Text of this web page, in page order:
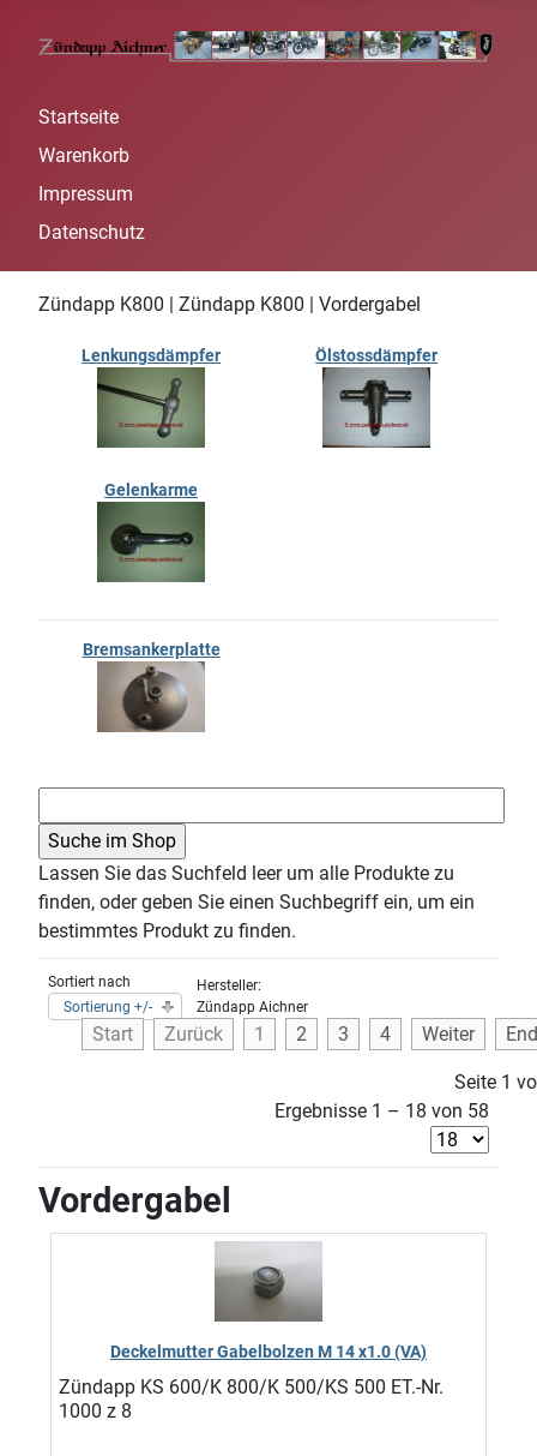
Startseite
Warenkorb
Impressum
Datenschutz
Zündapp K800 | Zündapp K800 | Vordergabel
Lenkungsdämpfer Ölstossdämpfer
Gelenkarme
Bremsankerplatte
Lassen Sie das Suchfeld leer um alle Produkte zu
finden, oder geben Sie einen Suchbegriff ein, um ein
bestimmtes Produkt zu finden.
Sortiert nach
Sortierung +/-
Hersteller:
Zündapp Aichner
Start Zurück 1 2 3 4 Weiter
Seite 1
Ergebnisse 1 – 18 von 58
Vordergabel
Deckelmutter Gabelbolzen M 14 x1.0 (VA)
Zündapp KS 600/K 800/K 500/KS 500 ET.-Nr.
1000 z 8